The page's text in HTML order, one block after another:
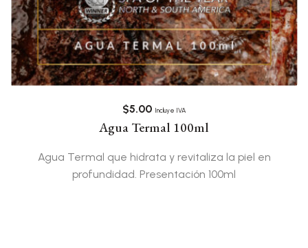
$5.00 Incluye IVA
Agua Termal 100ml
Agua Termal que hidrata y revitaliza la piel en
profundidad. Presentación 100ml